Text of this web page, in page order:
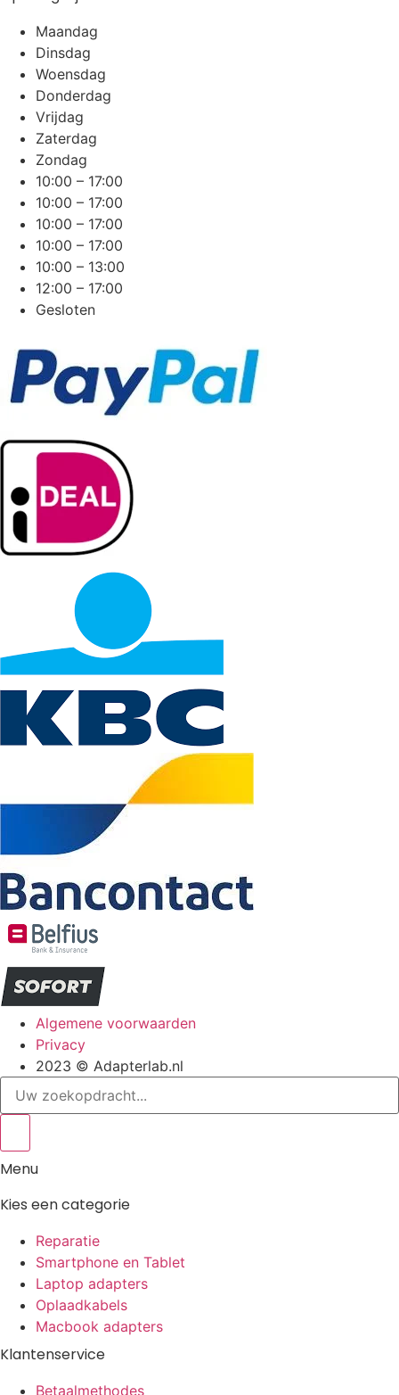
Maandag
Dinsdag
Woensdag
Donderdag
Vrijdag
Zaterdag
Zondag
10:00 – 17:00
10:00 – 17:00
10:00 – 17:00
10:00 – 17:00
10:00 – 13:00
12:00 – 17:00
Gesloten
Algemene voorwaarden
Privacy
2023 © Adapterlab.nl
Search
Menu
Kies een categorie
Reparatie
Smartphone en Tablet
Laptop adapters
Oplaadkabels
Macbook adapters
Klantenservice
Betaalmethodes